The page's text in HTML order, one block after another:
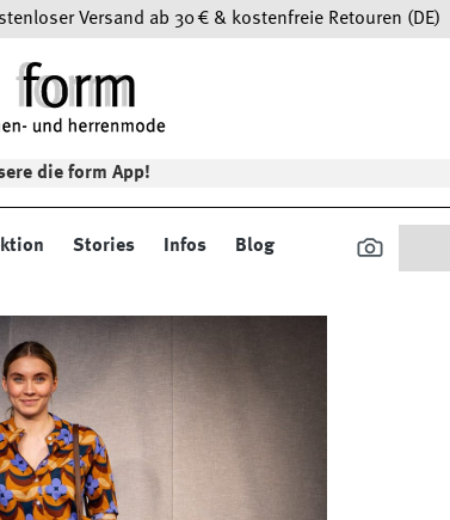
Versand ab 30 € & kostenfreie Retouren (DE)
die form App!
Stories Infos Blog